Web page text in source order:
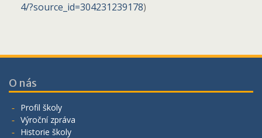
4/?source_id=304231239178)
O nás
Profil školy
Výroční zpráva
Historie školy